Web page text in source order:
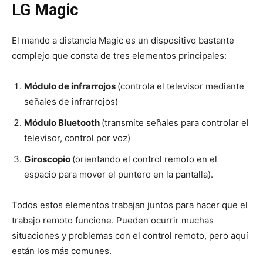
LG Magic
El mando a distancia Magic es un dispositivo bastante
complejo que consta de tres elementos principales:
Módulo de infrarrojos (controla el televisor mediante
señales de infrarrojos)
Módulo Bluetooth (transmite señales para controlar el
televisor, control por voz)
Giroscopio (orientando el control remoto en el
espacio para mover el puntero en la pantalla).
Todos estos elementos trabajan juntos para hacer que el
trabajo remoto funcione. Pueden ocurrir muchas
situaciones y problemas con el control remoto, pero aquí
están los más comunes.